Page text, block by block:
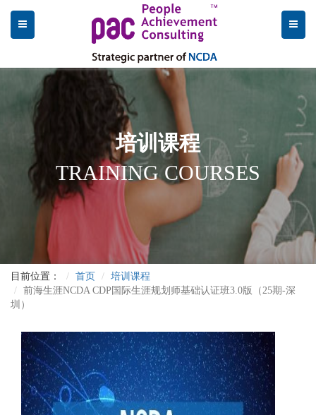
培训课程
TRAINING COURSES
目前位置： 首页
培训课程
前海生涯NCDA CDP国际生涯规划师基础认证班3.0版（25期-深
圳）